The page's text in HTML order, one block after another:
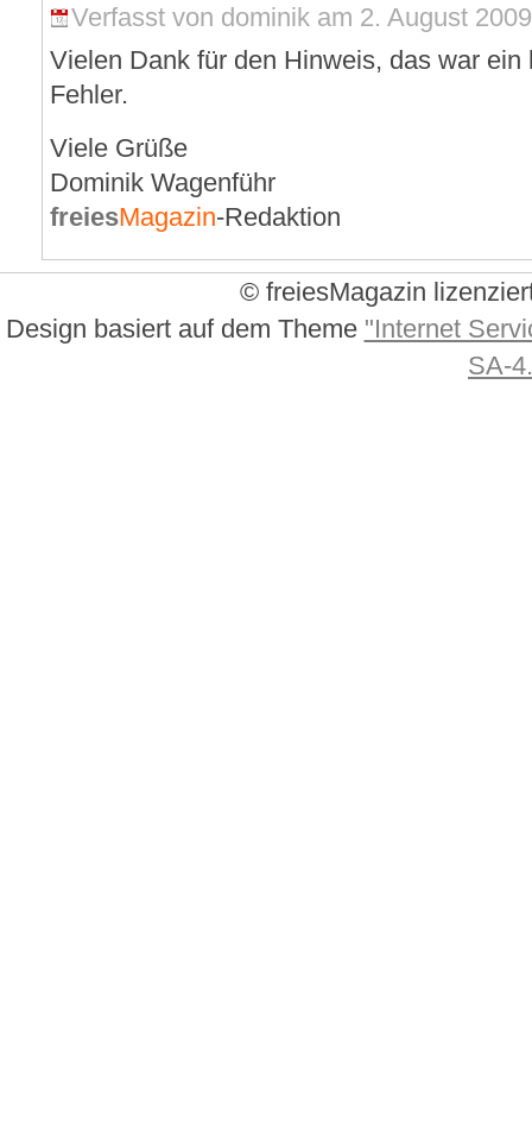
Verfasst von dominik am 2. August
Vielen Dank für den Hinweis, das war
Fehler.
Viele Grüße
Dominik Wagenführ
freiesMagazin-Redaktion
© freiesMagazin
Design basiert auf dem Theme "Internet
SA-